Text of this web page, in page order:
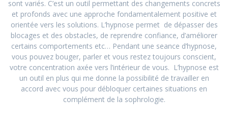
sont variés. C’est un outil permettant des changements concrets
et profonds avec une approche fondamentalement positive et
orientée vers les solutions. L’hypnose permet de dépasser des
blocages et des obstacles, de reprendre confiance, d’améliorer
certains comportements etc… Pendant une seance d’hypnose,
vous pouvez bouger, parler et vous restez toujours conscient,
votre concentration axée vers l’intérieur de vous. L’hypnose est
un outil en plus qui me donne la possibilité de travailler en
accord avec vous pour débloquer certaines situations en
complément de la sophrologie.